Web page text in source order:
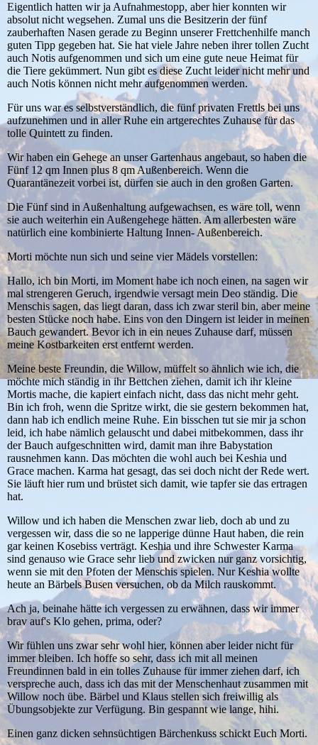
Eigentlich hatten wir ja Aufnahmestopp, aber hier konnten wir
absolut nicht wegsehen. Zumal uns die Besitzerin der fünf
zauberhaften Nasen gerade zu Beginn unserer Frettchenhilfe manch
guten Tipp gegeben hat. Sie hat viele Jahre neben ihrer tollen Zucht
auch Notis aufgenommen und sich um eine gute neue Heimat für
die Tiere gekümmert. Nun gibt es diese Zucht leider nicht mehr und
auch Notis können nicht mehr aufgenommen werden.
Für uns war es selbstverständlich, die fünf privaten Frettls bei uns
aufzunehmen und in aller Ruhe ein artgerechtes Zuhause für das
tolle Quintett zu finden.
Wir haben ein Gehege an unser Gartenhaus angebaut, so haben die
Fünf 12 qm Innen plus 8 qm Außenbereich. Wenn die
Quarantänezeit vorbei ist, dürfen sie auch in den großen Garten.
Die Fünf sind in Außenhaltung aufgewachsen, es wäre toll, wenn
sie auch weiterhin ein Außengehege hätten. Am allerbesten wäre
natürlich eine kombinierte Haltung Innen- Außenbereich.
Morti möchte nun sich und seine vier Mädels vorstellen:
Hallo, ich bin Morti, im Moment habe ich noch einen, na sagen wir
mal strengeren Geruch, irgendwie versagt mein Deo ständig. Die
Menschis sagen, das liegt daran, dass ich zwar steril bin, aber meine
besten Stücke noch habe. Eins von den Dingern ist leider in meinen
Bauch gewandert. Bevor ich in ein neues Zuhause darf, müssen
meine Kostbarkeiten erst entfernt werden.
Meine beste Freundin, die Willow, müffelt so ähnlich wie ich, die
möchte mich ständig in ihr Bettchen ziehen, damit ich ihr kleine
Mortis mache, die kapiert einfach nicht, dass das nicht mehr geht.
Bin ich froh, wenn die Spritze wirkt, die sie gestern bekommen hat,
dann hab ich endlich meine Ruhe. Ein bisschen tut sie mir ja schon
leid, ich habe nämlich gelauscht und dabei mitbekommen, dass ihr
der Bauch aufgeschnitten wird, damit man ihre Babystation
rausnehmen kann. Das möchten die wohl auch bei Keshia und
Grace machen. Karma hat gesagt, das sei doch nicht der Rede wert.
Sie läuft hier rum und brüstet sich damit, wie tapfer sie das ertragen
hat.
Willow und ich haben die Menschen zwar lieb, doch ab und zu
vergessen wir, dass die so ne lapperige dünne Haut haben, die rein
gar keinen Kosebiss verträgt. Keshia und ihre Schwester Karma
sind genauso wie Grace sehr lieb und zwicken nur ganz vorsichtig,
wenn sie mit den Pfoten der Menschis spielen. Nur Keshia wollte
heute an Bärbels Busen versuchen, ob da Milch rauskommt.
Ach ja, beinahe hätte ich vergessen zu erwähnen, dass wir immer
brav auf's Klo gehen, prima, oder?
Wir fühlen uns zwar sehr wohl hier, können aber leider nicht für
immer bleiben. Ich hoffe so sehr, dass ich mit all meinen
Freundinnen bald in ein tolles Zuhause für immer ziehen darf, ich
verspreche auch, dass ich das mit der Menschenhaut zusammen mit
Willow noch übe. Bärbel und Klaus stellen sich freiwillig als
Übungsobjekte zur Verfügung. Bin gespannt wie lange, hihi.
Einen ganz dicken sehnsüchtigen Bärchenkuss schickt Euch Morti.